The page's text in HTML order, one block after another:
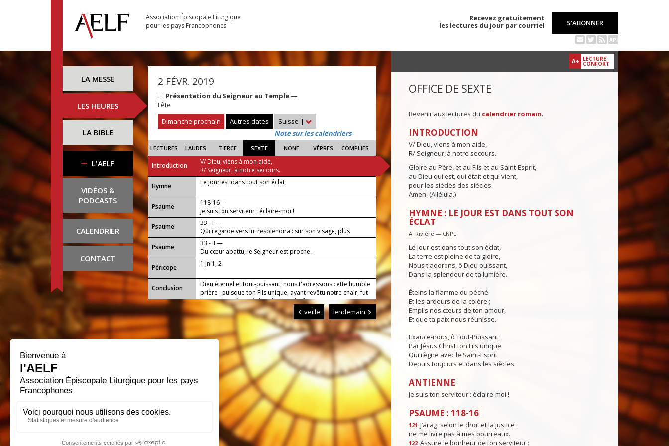
Association Épiscopale Liturgique
pour les pays Francophones
Recevez gratuitement
les lectures du jour par courriel
S'ABONNER
API
LA MESSE
LES HEURES
LA BIBLE
L'AELF
VIDÉOS &
PODCASTS
CALENDRIER
CONTACT
2 FÉVR. 2019
Présentation du Seigneur au Temple —
Fête
Dimanche prochain
Autres dates Suisse |
Note sur les calendriers
LECTURES LAUDES TIERCE SEXTE NONE VÊPRES COMPLIES
Introduction
V/ Dieu, viens à mon aide,
R/ Seigneur, à notre secours.
...
Hymne Le jour est dans tout son éclat
Psaume
118-16 —
Je suis ton serviteur : éclaire-moi !
Psaume
33 - I —
Qui regarde vers lui resplendira : sur son visage, plus
d’amertume.
Psaume
33 - II —
Du cœur abattu, le Seigneur est proche.
Péricope
1 Jn 1, 2
Conclusion
Dieu éternel et tout-puissant, nous t'adressons cette humble
prière : puisque ton Fils unique, ayant revêtu notre chair, fut
en ce jour présenté dans le Temple, fais que nous puissions
aussi, avec une âme purifiée, nous présenter devant toi.
veille lendemain
A+ LECTURE
CONFORT
OFFICE DE SEXTE
Revenir aux lectures du calendrier romain.
INTRODUCTION
V/ Dieu, viens à mon aide,
R/ Seigneur, à notre secours.
Gloire au Père, et au Fils et au Saint-Esprit,
au Dieu qui est, qui était et qui vient,
pour les siècles des siècles.
Amen. (Alléluia.)
HYMNE : LE JOUR EST DANS TOUT SON
ÉCLAT
A. Rivière — CNPL
Le jour est dans tout son éclat,
La terre est pleine de ta gloire,
Nous t'adorons, ô Dieu puissant,
Dans la splendeur de ta lumière.
Éteins la flamme du péché
Et les ardeurs de la colère ;
Emplis nos cœurs de ton amour,
Et que ta paix nous réunisse.
Exauce-nous, ô Tout-Puissant,
Par Jésus Christ ton Fils unique
Qui règne avec le Saint-Esprit
Depuis toujours et dans les siècles.
ANTIENNE
Je suis ton serviteur : éclaire-moi !
PSAUME : 118-16
121 J’ai agi selon le droit et la justice :
ne me livre pas à mes bourreaux.
122 Assure le bonheur de ton serviteur :